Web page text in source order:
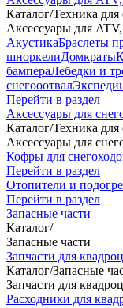
Каталог/Техника для
Аксессуары для
АкустикаБраслеты
шноркелиДомкраты
бампераЛебедки и
снегооотвал
Перейти в раздел
Аксессуары для
Каталог/Техника для
Аксессуары для
Кофры для
Перейти в раздел
Отопители и
Перейти в раздел
Запасные части
Каталог/
Запасные части
Запчасти для
Каталог/Запасные
Запчасти для
Расходники для